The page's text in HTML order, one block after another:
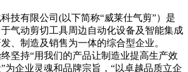
技有限公司(以下简称“威莱仕气剪”）是
气动剪切工具周边自动化设备及智能集成
、制造及销售为一体的综合型企业。
坚持“用我们的产品让制造业提高生产效
为企业灵魂和品牌宗旨，“以卓越品质立企